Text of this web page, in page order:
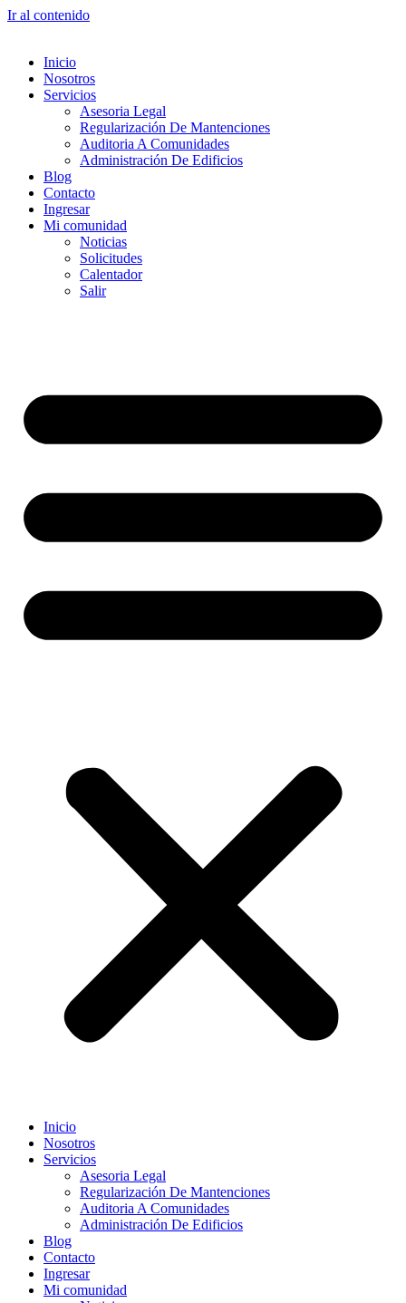
Ir al contenido
Inicio
Nosotros
Servicios
Asesoria Legal
Regularización De Mantenciones
Auditoria A Comunidades
Administración De Edificios
Blog
Contacto
Ingresar
Mi comunidad
Noticias
Solicitudes
Calentador
Salir
Inicio
Nosotros
Servicios
Asesoria Legal
Regularización De Mantenciones
Auditoria A Comunidades
Administración De Edificios
Blog
Contacto
Ingresar
Mi comunidad